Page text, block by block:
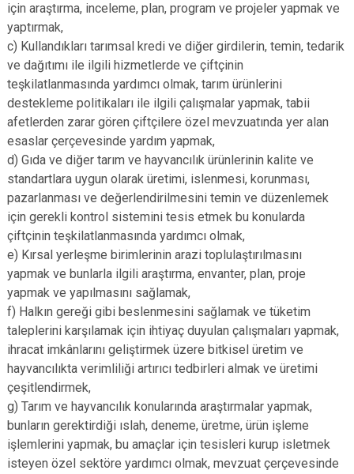
için araştırma, inceleme, plan, program ve projeler yapmak ve
yaptırmak,
c) Kullandıkları tarımsal kredi ve diğer girdilerin, temin, tedarik
ve dağıtımı ile ilgili hizmetlerde ve çiftçinin
teşkilatlanmasında yardımcı olmak, tarım ürünlerini
destekleme politikaları ile ilgili çalışmalar yapmak, tabii
afetlerden zarar gören çiftçilere özel mevzuatında yer alan
esaslar çerçevesinde yardım yapmak,
d) Gıda ve diğer tarım ve hayvancılık ürünlerinin kalite ve
standartlara uygun olarak üretimi, islenmesi, korunması,
pazarlanması ve değerlendirilmesini temin ve düzenlemek
için gerekli kontrol sistemini tesis etmek bu konularda
çiftçinin teşkilatlanmasında yardımcı olmak,
e) Kırsal yerleşme birimlerinin arazi toplulaştırılmasını
yapmak ve bunlarla ilgili araştırma, envanter, plan, proje
yapmak ve yapılmasını sağlamak,
f) Halkın gereği gibi beslenmesini sağlamak ve tüketim
taleplerini karşılamak için ihtiyaç duyulan çalışmaları yapmak,
ihracat imkânlarını geliştirmek üzere bitkisel üretim ve
hayvancılıkta verimliliği artırıcı tedbirleri almak ve üretimi
çeşitlendirmek,
g) Tarım ve hayvancılık konularında araştırmalar yapmak,
bunların gerektirdiği ıslah, deneme, üretme, ürün işleme
işlemlerini yapmak, bu amaçlar için tesisleri kurup isletmek
isteyen özel sektöre yardımcı olmak, mevzuat çerçevesinde